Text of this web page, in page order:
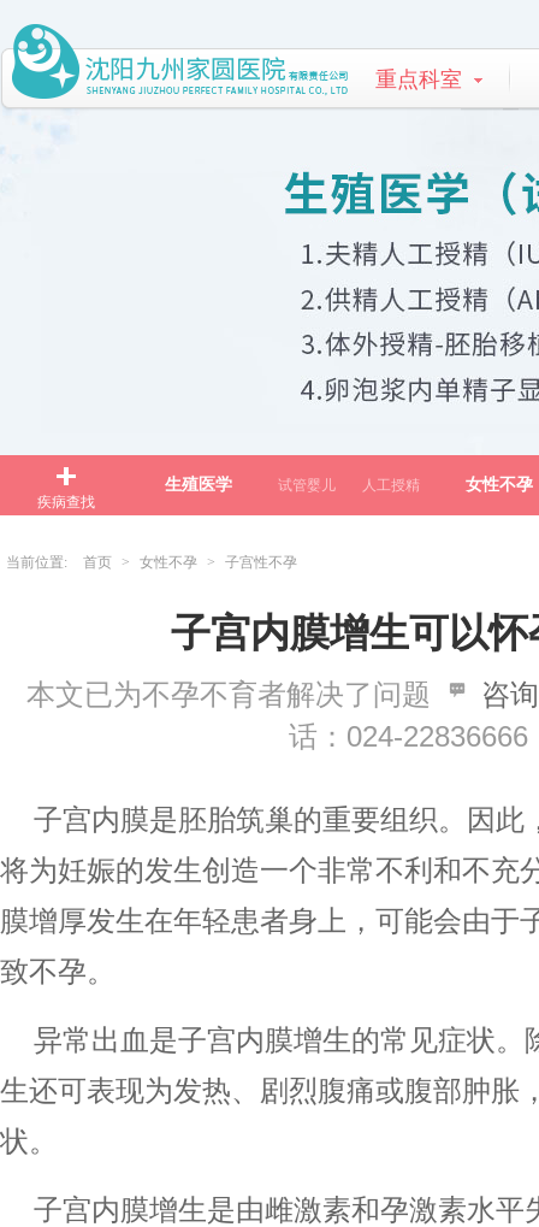
重点科室
疾病查找
生殖医学 试管婴儿 人工授精 女性不孕
当前位置: 首页 > 女性不孕 > 子宫性不孕
子宫内膜增生可以怀
本文已为不孕不育者解决了问题
咨
话：024-22836666
子宫内膜是胚胎筑巢的重要组织。因此
将为妊娠的发生创造一个非常不利和不充
膜增厚发生在年轻患者身上，可能会由于
致不孕。
异常出血是子宫内膜增生的常见症状。
生还可表现为发热、剧烈腹痛或腹部肿胀
状。
子宫内膜增生是由雌激素和孕激素水平